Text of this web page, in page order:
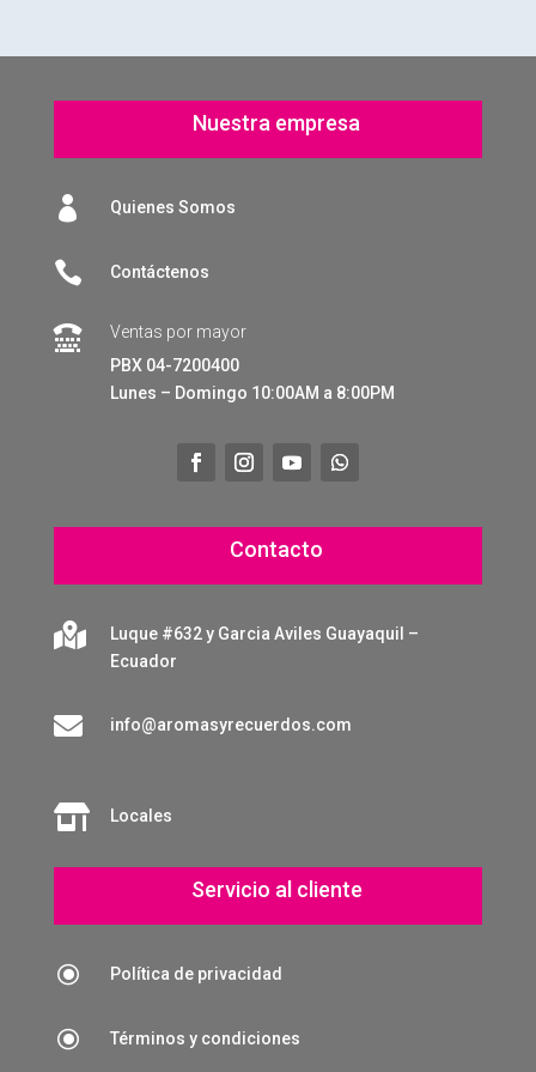
Nuestra empresa
 Quienes Somos
 Contáctenos

Ventas por mayor
PBX 04-7200400
Lunes – Domingo 10:00AM a 8:00PM
Contacto

Luque #632 y Garcia Aviles Guayaquil –
Ecuador
 info@aromasyrecuerdos.com
 Locales
Servicio al cliente
\ Política de privacidad
\ Términos y condiciones